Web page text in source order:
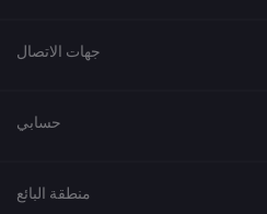
جهات الاتصال
العنوان
920033037
حسابي
تسجيل الدخول
منطقة البائع